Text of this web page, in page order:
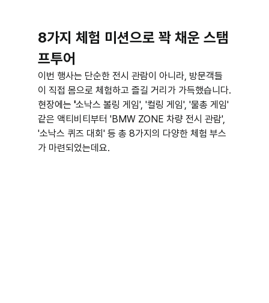
8가지 체험 미션으로 꽉 채운 스탬
프투어
이번 행사는 단순한 전시 관람이 아니라, 방문객들
이 직접 몸으로 체험하고 즐길 거리가 가득했습니다.
현장에는 '소낙스 볼링 게임', '컬링 게임', '물총 게임'
같은 액티비티부터 'BMW ZONE 차량 전시 관람',
'소낙스 퀴즈 대회' 등 총 8가지의 다양한 체험 부스
가 마련되었는데요.